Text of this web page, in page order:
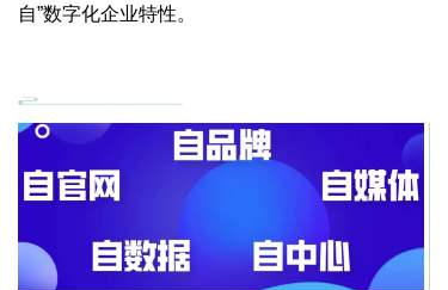
自”数字化企业特性。